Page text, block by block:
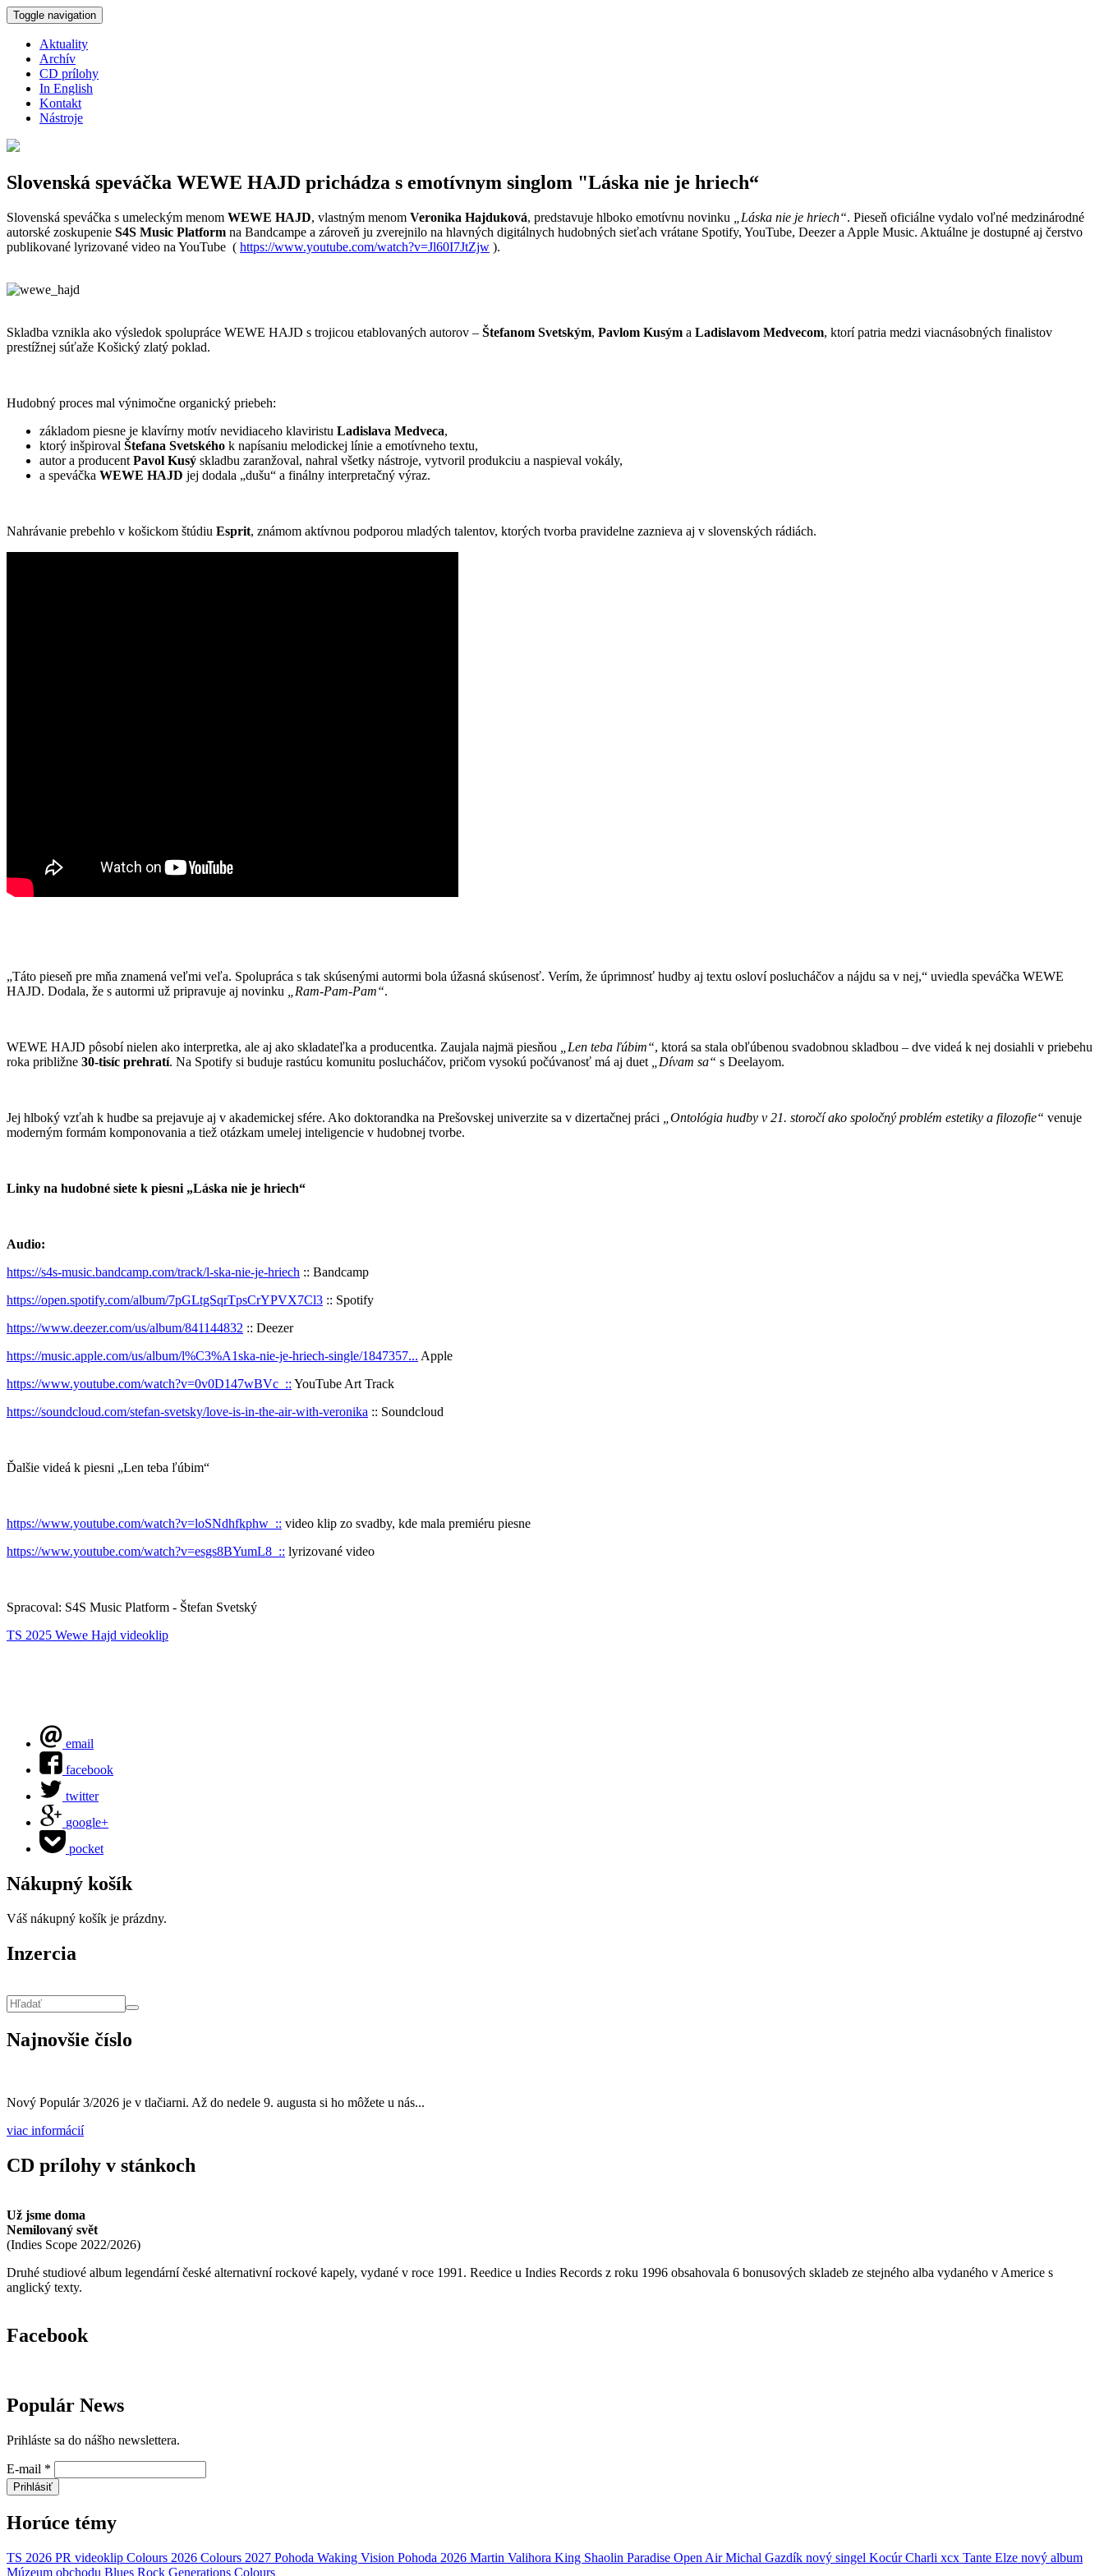
Skočiť na hlavný obsah
Toggle navigation
Aktuality
Archív
CD prílohy
In English
Kontakt
Nástroje
Slovenská speváčka WEWE HAJD prichádza s emotívnym singlom "Láska nie je hriech“
Slovenská speváčka s umeleckým menom WEWE HAJD, vlastným menom Veronika Hajduková, predstavuje hlboko emotívnu novinku „Láska nie je hriech“. Pieseň oficiálne vydalo voľné medzinárodné
autorské zoskupenie S4S Music Platform na Bandcampe a zároveň ju zverejnilo na hlavných digitálnych hudobných sieťach vrátane Spotify, YouTube, Deezer a Apple Music. Aktuálne je dostupné aj čerstvo
publikované lyrizované video na YouTube ( https://www.youtube.com/watch?v=Jl60I7JtZjw ).
Skladba vznikla ako výsledok spolupráce WEWE HAJD s trojicou etablovaných autorov – Štefanom Svetským, Pavlom Kusým a Ladislavom Medvecom, ktorí patria medzi viacnásobných finalistov
prestížnej súťaže Košický zlatý poklad.
Hudobný proces mal výnimočne organický priebeh:
základom piesne je klavírny motív nevidiaceho klaviristu Ladislava Medveca,
ktorý inšpiroval Štefana Svetského k napísaniu melodickej línie a emotívneho textu,
autor a producent Pavol Kusý skladbu zaranžoval, nahral všetky nástroje, vytvoril produkciu a naspieval vokály,
a speváčka WEWE HAJD jej dodala „dušu“ a finálny interpretačný výraz.
Nahrávanie prebehlo v košickom štúdiu Esprit, známom aktívnou podporou mladých talentov, ktorých tvorba pravidelne zaznieva aj v slovenských rádiách.
„Táto pieseň pre mňa znamená veľmi veľa. Spolupráca s tak skúsenými autormi bola úžasná skúsenosť. Verím, že úprimnosť hudby aj textu osloví poslucháčov a nájdu sa v nej,“ uviedla speváčka WEWE
HAJD. Dodala, že s autormi už pripravuje aj novinku
„Ram-Pam-Pam“.
WEWE HAJD pôsobí nielen ako interpretka, ale aj ako skladateľka a producentka. Zaujala najmä piesňou „Len teba ľúbim“, ktorá sa stala obľúbenou svadobnou skladbou – dve videá k nej dosiahli v priebehu
roka približne 30-tisíc prehratí. Na Spotify si buduje rastúcu komunitu poslucháčov, pričom vysokú počúvanosť má aj duet „Dívam sa“ s Deelayom.
Jej hlboký vzťah k hudbe sa prejavuje aj v akademickej sfére. Ako doktorandka na Prešovskej univerzite sa v dizertačnej práci „Ontológia hudby v 21. storočí ako spoločný problém estetiky a filozofie“ venuje
moderným formám komponovania a tiež otázkam umelej inteligencie v hudobnej tvorbe.
Linky na hudobné siete k piesni „Láska nie je hriech“
Audio:
https://s4s-music.bandcamp.com/track/l-ska-nie-je-hriech :: Bandcamp
https://open.spotify.com/album/7pGLtgSqrTpsCrYPVX7Cl3 :: Spotify
https://www.deezer.com/us/album/841144832 :: Deezer
https://music.apple.com/us/album/l%C3%A1ska-nie-je-hriech-single/1847357... Apple
https://www.youtube.com/watch?v=0v0D147wBVc :: YouTube Art Track
https://soundcloud.com/stefan-svetsky/love-is-in-the-air-with-veronika :: Soundcloud
Ďalšie videá k piesni „Len teba ľúbim“
https://www.youtube.com/watch?v=loSNdhfkphw :: video klip zo svadby, kde mala premiéru piesne
https://www.youtube.com/watch?v=esgs8BYumL8 :: lyrizované video
Spracoval: S4S Music Platform - Štefan Svetský
TS 2025 Wewe Hajd videoklip
email
facebook
twitter
google+
pocket
Nákupný košík
Váš nákupný košík je prázdny.
Inzercia
Najnovšie číslo
Nový Populár 3/2026 je v tlačiarni. Až do nedele 9. augusta si ho môžete u nás...
viac informácií
CD prílohy v stánkoch
Už jsme doma
Nemilovaný svět
(Indies Scope 2022/2026)
Druhé studiové album legendární české alternativní rockové kapely, vydané v roce 1991. Reedice u Indies Records z roku 1996 obsahovala 6 bonusových skladeb ze stejného alba vydaného v Americe s
anglický texty.
Facebook
Populár News
Prihláste sa do nášho newslettera.
E-mail *
Prihlásiť
Horúce témy
TS 2026 PR videoklip Colours 2026 Colours 2027 Pohoda Waking Vision Pohoda 2026 Martin Valihora King Shaolin Paradise Open Air Michal Gazdík nový singel Kocúr Charli xcx Tante Elze nový album
Múzeum obchodu Blues Rock Generations Colours